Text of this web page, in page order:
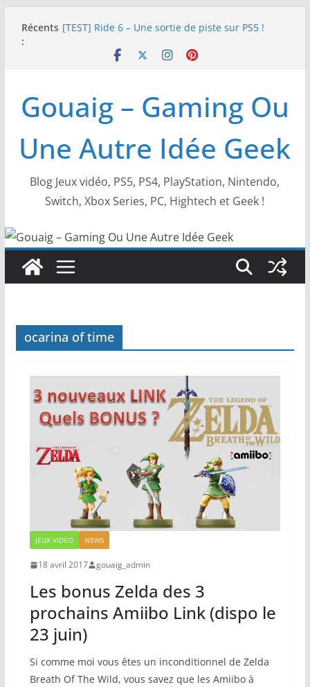
Récents
:
[TEST] Ride 6 – Une sortie de piste sur PS5 !
NEOGEO AES+ : La légende de l’arcade est de
SWITCH 2 : Nouveaux accessoires Turtle Beach X
Gouaig – Gaming Ou
Une Autre Idée Geek
Blog Jeux vidéo, PS5, PS4, PlayStation, Nintendo,
Switch, Xbox Series, PC, Hightech et Geek !
ocarina of time
JEUX VIDÉO NEWS
18 avril 2017 gouaig_admin
Les bonus Zelda des 3
prochains Amiibo Link (dispo le
23 juin)
Si comme moi vous êtes un inconditionnel de Zelda
Breath Of The Wild, vous savez que les Amiibo à